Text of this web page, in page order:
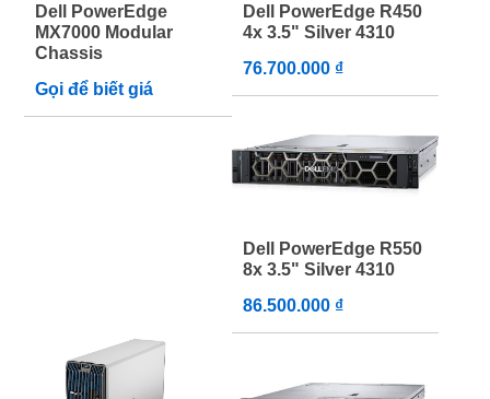
Dell PowerEdge
MX7000 Modular
Chassis
Gọi để biết giá
Dell PowerEdge R450
4x 3.5" Silver 4310
76.700.000 ₫
Dell PowerEdge R550
8x 3.5" Silver 4310
86.500.000 ₫